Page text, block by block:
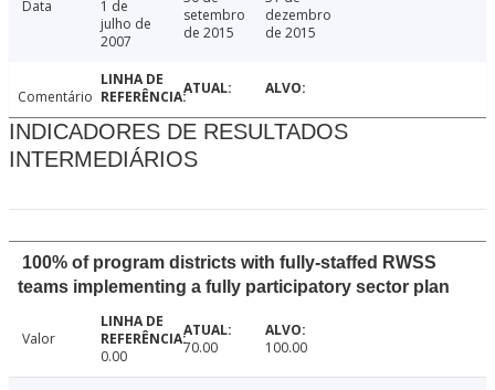
Data
1 de
julho de
2007
setembro
de 2015
dezembro
de 2015
Comentário
INDICADORES DE RESULTADOS
INTERMEDIÁRIOS
100% of program districts with fully-staffed RWSS
teams implementing a fully participatory sector plan
Valor
0.00
70.00 100.00